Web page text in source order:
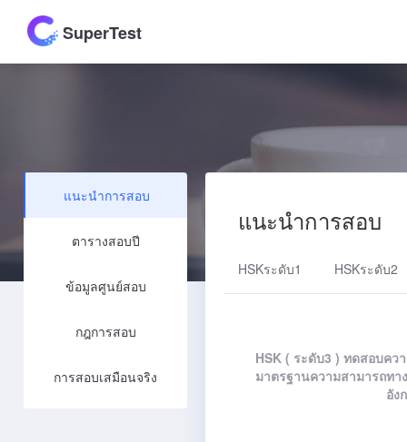
SuperTest
แนะนำการสอบ
ตารางสอบปี
ข้อมูลศูนย์สอบ
กฎการสอบ
การสอบเสมือนจริง
แนะนำการสอบ
HSKระดับ1 HSKระดับ2
HSK ( ระดับ3 ) ทดสอบคว
มาตรฐานความสามารถท
อัง